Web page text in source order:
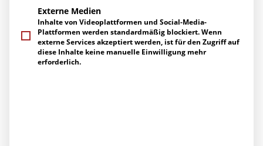
Stellenangebote
Ausbildung
AKTUELLES
News
Events
Pressemitteilungen
machen Schlagworte wie Cloud, UCC, IP-Telefonie,
Digitalisierung oder Industrie 4.0 die Runde. Daraus ergeben
sich für Sie zwei Fragen:
Welchen konkreten Nutzen können diese Themen für unser
Externe Medien
Inhalte von Videoplattformen und Social-Media-
Plattformen werden standardmäßig blockiert. Wenn
externe Services akzeptiert werden, ist für den Zugriff auf
diese Inhalte keine manuelle Einwilligung mehr
erforderlich.